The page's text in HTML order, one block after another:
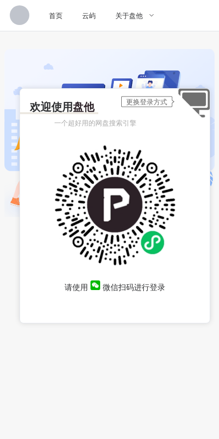
首页 云屿 关于盘他
欢迎使用盘他
一个超好用的网盘搜索引擎
请使用 微信扫码进行登录